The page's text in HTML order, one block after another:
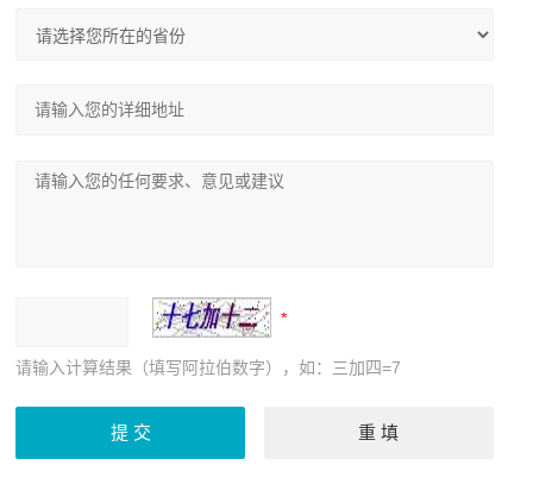
请输入计算结果（填写阿拉伯数字），如：三加四=7